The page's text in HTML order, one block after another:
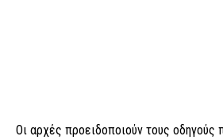
Οι αρχές προειδοποιούν τους οδηγούς